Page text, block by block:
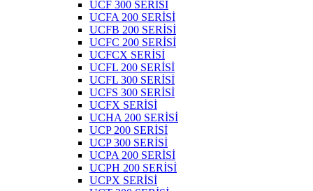
UCF 300 SERİSİ
UCFA 200 SERİSİ
UCFB 200 SERİSİ
UCFC 200 SERİSİ
UCFCX SERİSİ
UCFL 200 SERİSİ
UCFL 300 SERİSİ
UCFS 300 SERİSİ
UCFX SERİSİ
UCHA 200 SERİSİ
UCP 200 SERİSİ
UCP 300 SERİSİ
UCPA 200 SERİSİ
UCPH 200 SERİSİ
UCPX SERİSİ